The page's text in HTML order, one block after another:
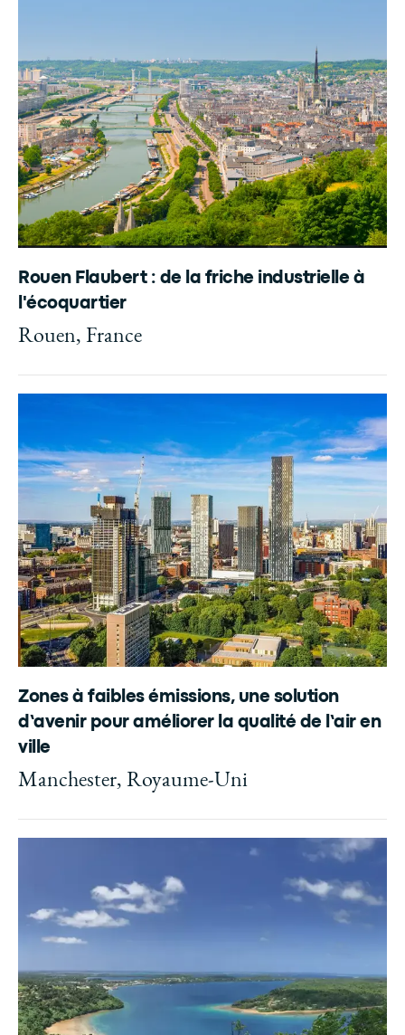
Rouen Flaubert : de la friche industrielle à
l'écoquartier
Rouen, France
Zones à faibles émissions, une solution
d’avenir pour améliorer la qualité de l’air en
ville
Manchester, Royaume-Uni